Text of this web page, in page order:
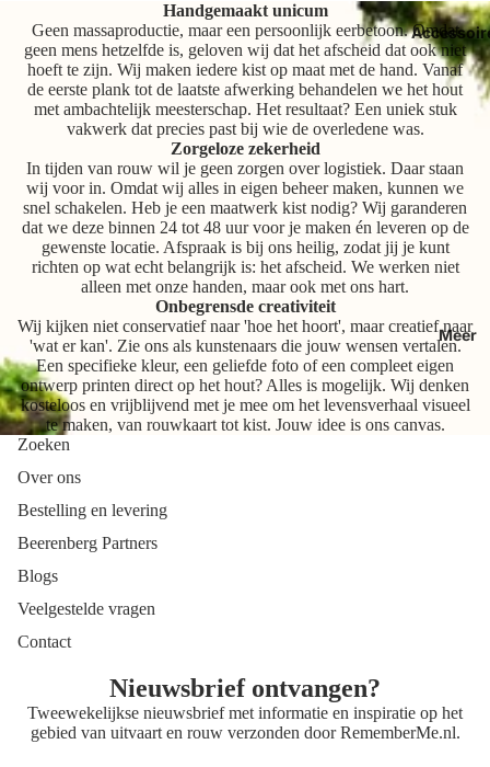
Meer
Handgemaakt unicum
Geen massaproductie, maar een persoonlijk eerbetoon. Omdat
geen mens hetzelfde is, geloven wij dat het afscheid dat ook niet
hoeft te zijn. Wij maken iedere kist op maat met de hand. Vanaf
de eerste plank tot de laatste afwerking behandelen we het hout
met ambachtelijk meesterschap. Het resultaat? Een uniek stuk
vakwerk dat precies past bij wie de overledene was.
Zorgeloze zekerheid
In tijden van rouw wil je geen zorgen over logistiek. Daar staan
wij voor in. Omdat wij alles in eigen beheer maken, kunnen we
snel schakelen. Heb je een maatwerk kist nodig? Wij garanderen
dat we deze binnen 24 tot 48 uur voor je maken én leveren op de
gewenste locatie. Afspraak is bij ons heilig, zodat jij je kunt
richten op wat echt belangrijk is: het afscheid. We werken niet
alleen met onze handen, maar ook met ons hart.
Onbegrensde creativiteit
Wij kijken niet conservatief naar 'hoe het hoort', maar creatief naar
'wat er kan'. Zie ons als kunstenaars die jouw wensen vertalen.
Een specifieke kleur, een geliefde foto of een compleet eigen
ontwerp printen direct op het hout? Alles is mogelijk. Wij denken
kosteloos en vrijblijvend met je mee om het levensverhaal visueel
te maken, van rouwkaart tot kist. Jouw idee is ons canvas.
Zoeken
Over ons
Bestelling en levering
Beerenberg Partners
Blogs
Veelgestelde vragen
Contact
Nieuwsbrief ontvangen?
Tweewekelijkse nieuwsbrief met informatie en inspiratie op het
gebied van uitvaart en rouw verzonden doorRememberMe.nl.